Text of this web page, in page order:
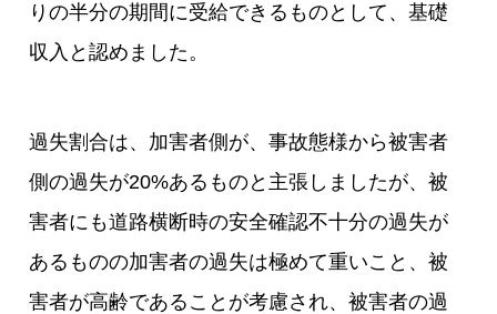
りの半分の期間に受給できるものとして、基礎
収入と認めました。
過失割合は、加害者側が、事故態様から被害者
側の過失が20%あるものと主張しましたが、被
害者にも道路横断時の安全確認不十分の過失が
あるものの加害者の過失は極めて重いこと、被
害者が高齢であることが考慮され、被害者の過